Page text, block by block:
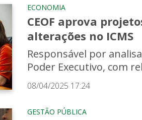
ECONOMIA
CEOF aprova
alterações no ICMS
Responsável por
Poder Executivo, com
08/04/2025 17:24
GESTÃO PÚBLICA